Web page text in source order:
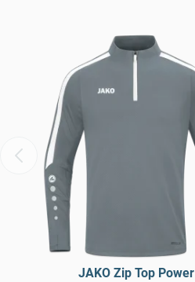
JAKO Zip Top Power